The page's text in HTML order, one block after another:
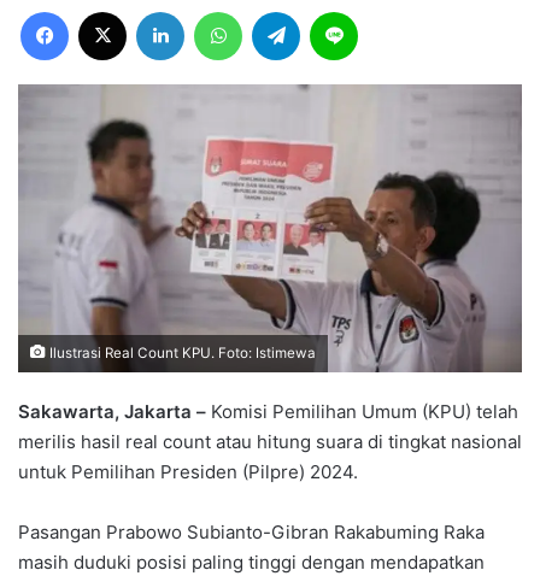
Facebook LinkedIn WhatsAppTelegram
Ilustrasi Real Count KPU. Foto: Istimewa
Sakawarta, Jakarta – Komisi Pemilihan Umum (KPU) telah
merilis hasil real count atau hitung suara di tingkat nasional
untuk Pemilihan Presiden (Pilpre) 2024.
Pasangan Prabowo Subianto-Gibran Rakabuming Raka
masih duduki posisi paling tinggi dengan mendapatkan